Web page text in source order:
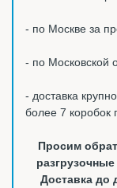
- по Москве за
- по Московской
- доставка
более 7 коробок
Просим
Доставка до